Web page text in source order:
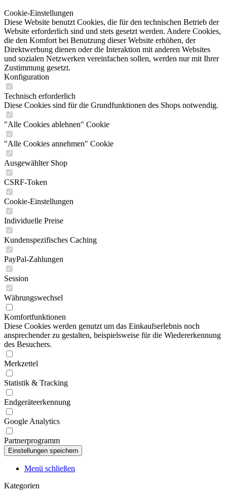
Cookie-Einstellungen
Diese Website benutzt Cookies, die für den technischen Betrieb der
Website erforderlich sind und stets gesetzt werden. Andere Cookies,
die den Komfort bei Benutzung dieser Website erhöhen, der
Direktwerbung dienen oder die Interaktion mit anderen Websites
und sozialen Netzwerken vereinfachen sollen, werden nur mit Ihrer
Zustimmung gesetzt.
Konfiguration
Technisch erforderlich
Diese Cookies sind für die Grundfunktionen des Shops notwendig.
"Alle Cookies ablehnen" Cookie
"Alle Cookies annehmen" Cookie
Ausgewählter Shop
CSRF-Token
Cookie-Einstellungen
Individuelle Preise
Kundenspezifisches Caching
PayPal-Zahlungen
Session
Währungswechsel
Komfortfunktionen
Diese Cookies werden genutzt um das Einkaufserlebnis noch
ansprechender zu gestalten, beispielsweise für die Wiedererkennung
des Besuchers.
Merkzettel
Statistik & Tracking
Endgeräteerkennung
Google Analytics
Partnerprogramm
Menü schließen
Kategorien